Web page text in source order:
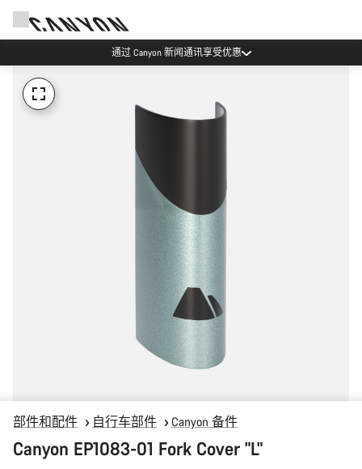
通过 Canyon 新闻通讯享受优惠
部件和配件 自行车部件 Canyon 备件
Canyon EP1083-01 Fork Cover "L"